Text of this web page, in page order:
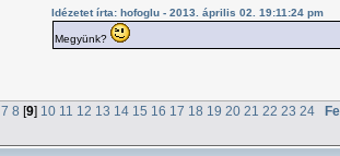
Idézetet írta: hofoglu - 2013. április 02. 19:11:24 pm
Megyünk?
7 8 [9] 10 11 12 13 14 15 16 17 18 19 20 21 22 23 24